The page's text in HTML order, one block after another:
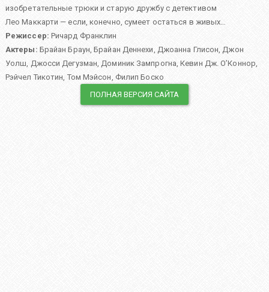
изобретательные трюки и старую дружбу с детективом
Лео Маккарти — если, конечно, сумеет остаться в живых…
Режиссер: Ричард Франклин
Актеры: Брайан Браун,Брайан Деннехи, Джоанна Глисон,Джон
Уолш, Джосси Дегузман,Доминик Зампрогна,Кевин Дж. О’Коннор,
Рэйчел Тикотин, Том Мэйсон, Филип Боско
ПОЛНАЯ ВЕРСИЯ САЙТА